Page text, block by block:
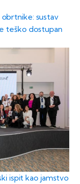
sustav
teško dostupan
ispit kao jamstvo